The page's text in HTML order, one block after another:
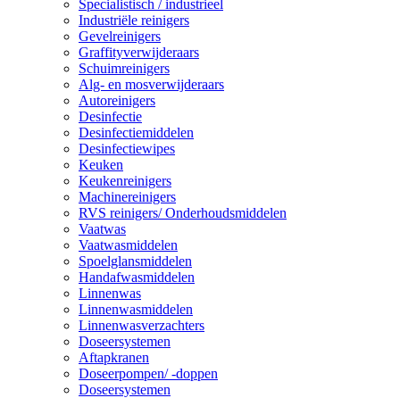
Specialistisch / industrieel
Industriële reinigers
Gevelreinigers
Graffityverwijderaars
Schuimreinigers
Alg- en mosverwijderaars
Autoreinigers
Desinfectie
Desinfectiemiddelen
Desinfectiewipes
Keuken
Keukenreinigers
Machinereinigers
RVS reinigers/ Onderhoudsmiddelen
Vaatwas
Vaatwasmiddelen
Spoelglansmiddelen
Handafwasmiddelen
Linnenwas
Linnenwasmiddelen
Linnenwasverzachters
Doseersystemen
Aftapkranen
Doseerpompen/ -doppen
Doseersystemen